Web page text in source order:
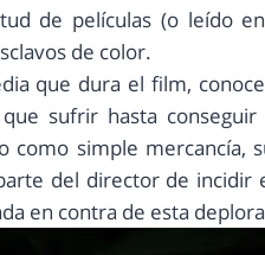
de películas (o leído
de color.
que dura el film,
sufrir hasta
como simple mercancía,
del director de incidir
en contra de esta